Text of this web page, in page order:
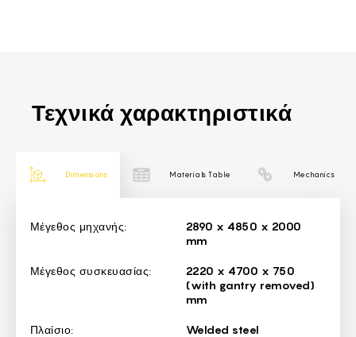
Τεχνικά χαρακτηριστικά
Dimensions Materials Table Mechanics
Dimensions
Μέγεθος μηχανής:
2890 x 4850 x 2000
mm
Μέγεθος συσκευασίας:
2220 x 4700 x 750
(with gantry removed)
mm
Πλαίσιο: Welded steel